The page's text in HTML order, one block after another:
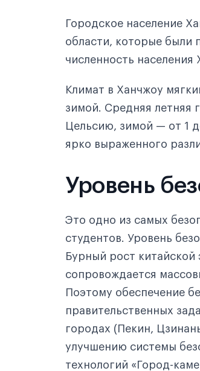
Проезд на
Развлечения для
Кинотеатры и театры
Городское население
области, которые были
численность населения
Климат в Ханчжоу
зимой. Средняя летняя
Цельсию, зимой — от 1
ярко выраженного
Уровень
Это одно из самых
студентов. Уровень
Бурный рост
сопровождается
Поэтому обеспечение
правительственных
городах (Пекин,
улучшению системы
технологий «Город-